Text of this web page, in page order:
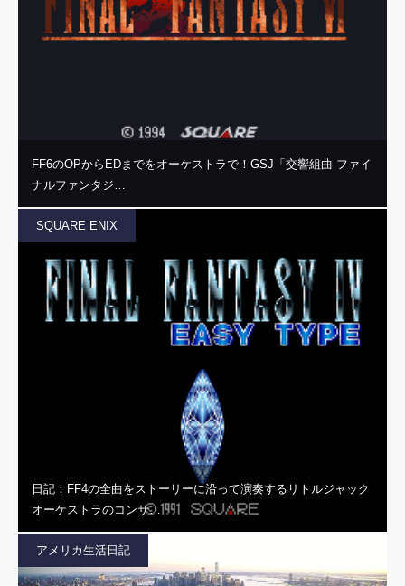
FF6のOPからEDまでをオーケストラで！GSJ「交響組曲 ファイ
ナルファンタジ…
SQUARE ENIX
日記：FF4の全曲をストーリーに沿って演奏するリトルジャック
オーケストラのコンサ…
アメリカ生活日記